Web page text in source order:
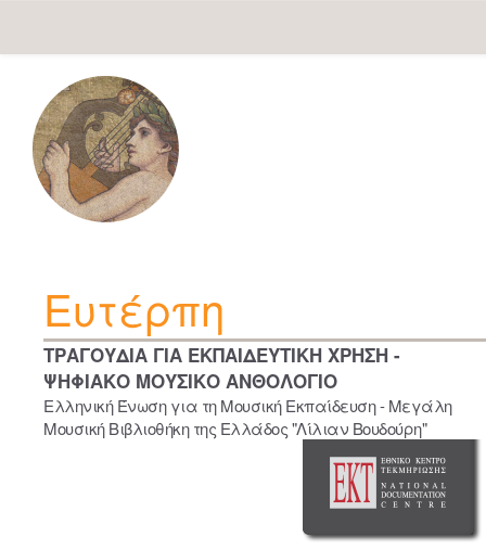
navigation
Ευτέρπη
ΤΡΑΓΟΥΔΙΑ ΓΙΑ ΕΚΠΑΙΔΕΥΤΙΚΗ ΧΡΗΣΗ -
ΨΗΦΙΑΚΟ ΜΟΥΣΙΚΟ ΑΝΘΟΛΟΓΙΟ
Ελληνική Ένωση για τη Μουσική Εκπαίδευση - Μεγάλη
Μουσική Βιβλιοθήκη της Ελλάδος "Λίλιαν Βουδούρη"